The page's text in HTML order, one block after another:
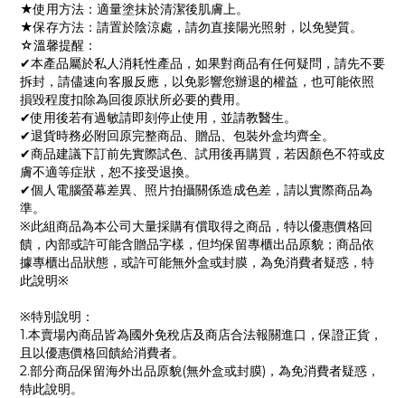
★使用方法：適量塗抹於清潔後肌膚上。
★保存方法：請置於陰涼處，請勿直接陽光照射，以免變質。
☆溫馨提醒：
✔本產品屬於私人消耗性產品，如果對商品有任何疑問，請先不要
拆封，請儘速向客服反應，以免影響您辦退的權益，也可能依照
損毀程度扣除為回復原狀所必要的費用。
✔使用後若有過敏請即刻停止使用，並請教醫生。
✔退貨時務必附回原完整商品、贈品、包裝外盒均齊全。
✔商品建議下訂前先實際試色、試用後再購買，若因顏色不符或皮
膚不適等症狀，恕不接受退換。
✔個人電腦螢幕差異、照片拍攝關係造成色差，請以實際商品為
準。
※此組商品為本公司大量採購有償取得之商品，特以優惠價格回
饋，內部或許可能含贈品字樣，但均保留專櫃出品原貌；商品依
據專櫃出品狀態，或許可能無外盒或封膜，為免消費者疑惑，特
此說明※
※特別說明：
1.本賣場內商品皆為國外免稅店及商店合法報關進口，保證正貨，
且以優惠價格回饋給消費者。
2.部分商品保留海外出品原貌(無外盒或封膜)，為免消費者疑惑，
特此說明。